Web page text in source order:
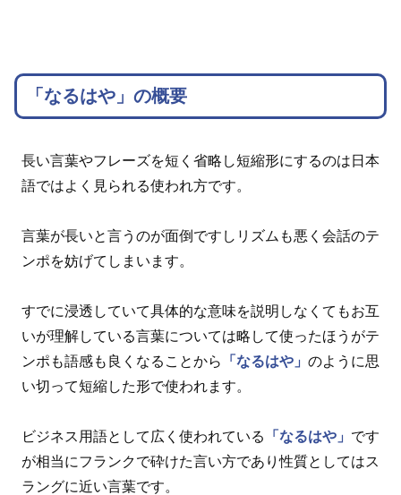
「なるはや」の概要
長い言葉やフレーズを短く省略し短縮形にするのは日本
語ではよく見られる使われ方です。
言葉が長いと言うのが面倒ですしリズムも悪く会話のテ
ンポを妨げてしまいます。
すでに浸透していて具体的な意味を説明しなくてもお互
いが理解している言葉については略して使ったほうがテ
ンポも語感も良くなることから
「なるはや」 のように思
い切って短縮した形で使われます。
ビジネス用語として広く使われている 「なるはや」 です
が相当にフランクで砕けた言い方であり性質としてはス
ラングに近い言葉です。